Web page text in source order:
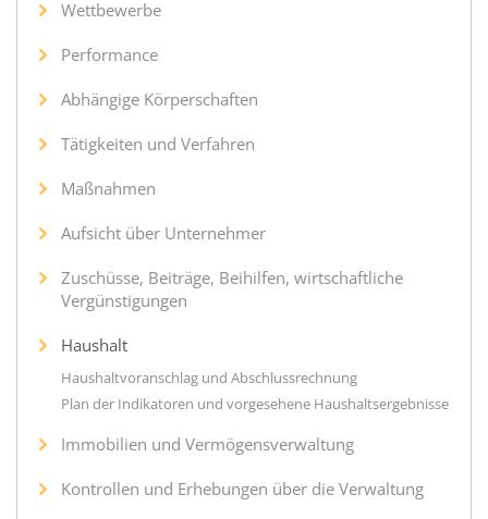
Wettbewerbe
Performance
Abhängige Körperschaften
Tätigkeiten und Verfahren
Maßnahmen
Aufsicht über Unternehmer
Zuschüsse, Beiträge, Beihilfen, wirtschaftliche
Vergünstigungen
Haushalt
Haushaltvoranschlag und Abschlussrechnung
Plan der Indikatoren und vorgesehene Haushaltsergebnisse
Immobilien und Vermögensverwaltung
Kontrollen und Erhebungen über die Verwaltung